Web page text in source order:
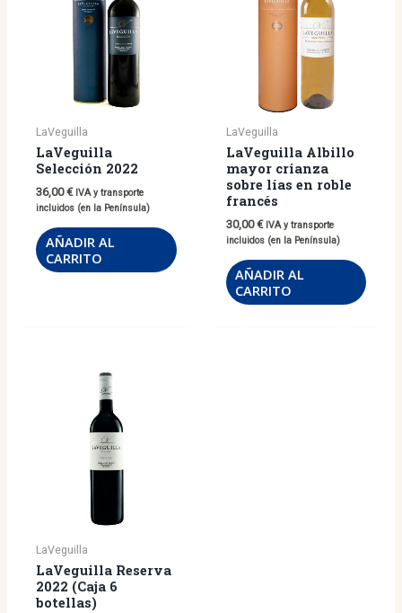
LaVeguilla
LaVeguilla
Selección 2022
36,00€ IVA y transporte
incluidos (en la Península)
AÑADIR AL
CARRITO
LaVeguilla
LaVeguilla Albillo
mayor crianza
sobre lías en roble
francés
30,00€ IVA y transporte
incluidos (en la Península)
AÑADIR AL
CARRITO
LaVeguilla
LaVeguilla Reserva
2022 (Caja 6
botellas)